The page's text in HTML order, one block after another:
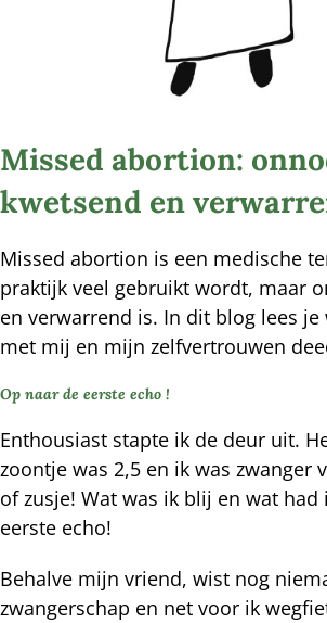
Missed abortion:
kwetsend en
Missed abortion is een medische
praktijk veel gebruikt wordt, maar
en verwarrend is. In dit blog lees je
met mij en mijn zelfvertrouwen
Op naar de eerste echo !
Enthousiast stapte ik de deur uit.
zoontje was 2,5 en ik was zwanger
of zusje! Wat was ik blij en wat had
eerste echo!
Behalve mijn vriend, wist nog
zwangerschap en net voor ik